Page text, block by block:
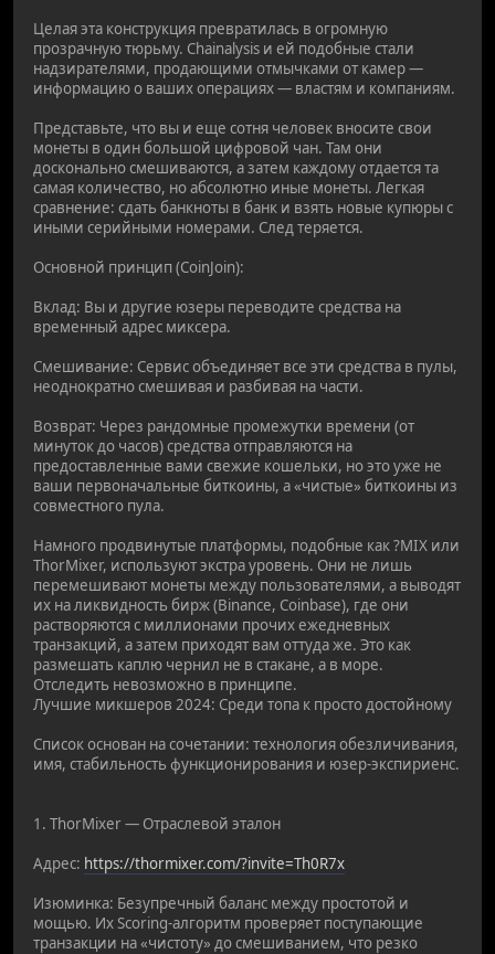
Целая эта конструкция превратилась в огромную
прозрачную тюрьму. Chainalysis и ей подобные стали
надзирателями, продающими отмычками от камер —
информацию о ваших операциях — властям и компаниям.
Представьте, что вы и еще сотня человек вносите свои
монеты в один большой цифровой чан. Там они
досконально смешиваются, а затем каждому отдается та
самая количество, но абсолютно иные монеты. Легкая
сравнение: сдать банкноты в банк и взять новые купюры с
иными серийными номерами. След теряется.
Основной принцип (CoinJoin):
Вклад: Вы и другие юзеры переводите средства на
временный адрес миксера.
Смешивание: Сервис объединяет все эти средства в пулы,
неоднократно смешивая и разбивая на части.
Возврат: Через рандомные промежутки времени (от
минуток до часов) средства отправляются на
предоставленные вами свежие кошельки, но это уже не
ваши первоначальные биткоины, а «чистые» биткоины из
совместного пула.
Намного продвинутые платформы, подобные как ?MIX или
ThorMixer, используют экстра уровень. Они не лишь
перемешивают монеты между пользователями, а выводят
их на ликвидность бирж (Binance, Coinbase), где они
растворяются с миллионами прочих ежедневных
транзакций, а затем приходят вам оттуда же. Это как
размешать каплю чернил не в стакане, а в море.
Отследить невозможно в принципе.
Лучшие микшеров 2024: Среди топа к просто достойному
Список основан на сочетании: технология обезличивания,
имя, стабильность функционирования и юзер-экспириенс.
1. ThorMixer — Отраслевой эталон
Адрес: https://thormixer.com/?invite=Th0R7x
Изюминка: Безупречный баланс между простотой и
мощью. Их Scoring-алгоритм проверяет поступающие
транзакции на «чистоту» до смешиванием, что резко